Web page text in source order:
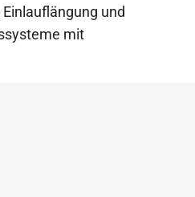
und
mit